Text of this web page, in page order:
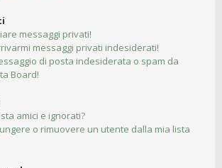
messaggi privati!
messaggi privati indesiderati!
di posta indesiderata o spam da
Board!
amici e ignorati?
o rimuovere un utente dalla mia lista